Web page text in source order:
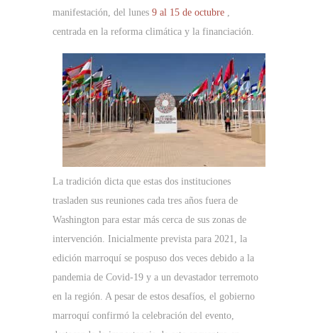
manifestación, del lunes 9 al 15 de octubre ,
centrada en la reforma climática y la financiación.
La tradición dicta que estas dos instituciones
trasladen sus reuniones cada tres años fuera de
Washington para estar más cerca de sus zonas de
intervención. Inicialmente prevista para 2021, la
edición marroquí se pospuso dos veces debido a la
pandemia de Covid-19 y a un devastador terremoto
en la región. A pesar de estos desafíos, el gobierno
marroquí confirmó la celebración del evento,